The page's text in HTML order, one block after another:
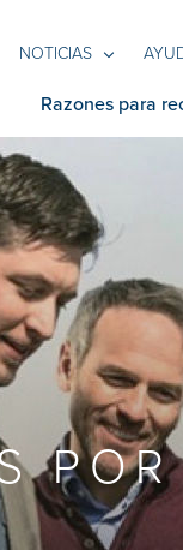
Razones para
NOTICIAS